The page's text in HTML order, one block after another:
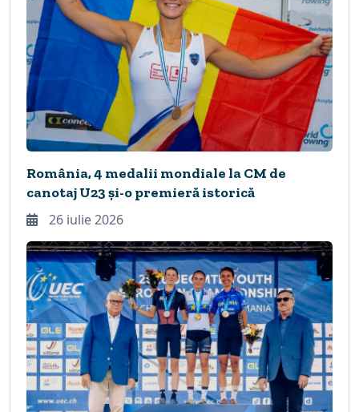
România, 4 medalii mondiale la CM de
canotaj U23 și-o premieră istorică
26 iulie 2026